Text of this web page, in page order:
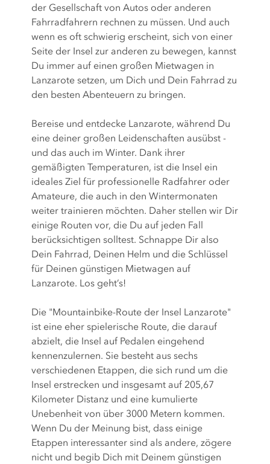
der Gesellschaft von Autos oder anderen
Fahrradfahrern rechnen zu müssen. Und auch
wenn es oft schwierig erscheint, sich von einer
Seite der Insel zur anderen zu bewegen, kannst
Du immer auf einen großen Mietwagen in
Lanzarote setzen, um Dich und Dein Fahrrad zu
den besten Abenteuern zu bringen.
Bereise und entdecke Lanzarote, während Du
eine deiner großen Leidenschaften ausübst -
und das auch im Winter. Dank ihrer
gemäßigten Temperaturen, ist die Insel ein
ideales Ziel für professionelle Radfahrer oder
Amateure, die auch in den Wintermonaten
weiter trainieren möchten. Daher stellen wir Dir
einige Routen vor, die Du auf jeden Fall
berücksichtigen solltest. Schnappe Dir also
Dein Fahrrad, Deinen Helm und die Schlüssel
für Deinen günstigen Mietwagen auf
Lanzarote. Los geht’s!
Die "Mountainbike-Route der Insel Lanzarote"
ist eine eher spielerische Route, die darauf
abzielt, die Insel auf Pedalen eingehend
kennenzulernen. Sie besteht aus sechs
verschiedenen Etappen, die sich rund um die
Insel erstrecken und insgesamt auf 205,67
Kilometer Distanz und eine kumulierte
Unebenheit von über 3000 Metern kommen.
Wenn Du der Meinung bist, dass einige
Etappen interessanter sind als andere, zögere
nicht und begib Dich mit Deinem günstigen